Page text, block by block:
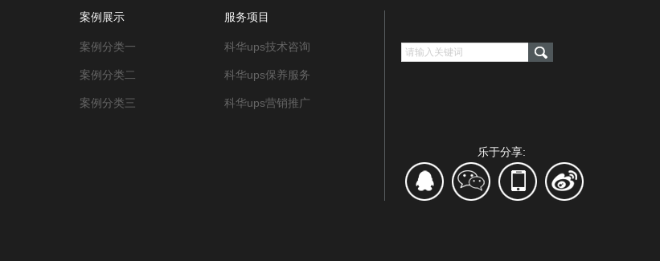
乐于分享:
案例展示
案例分类一
案例分类二
案例分类三
服务项目
科华ups技术咨询
科华ups保养服务‌
科华ups营销推广